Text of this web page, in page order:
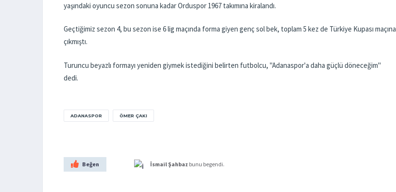
yaşındaki oyuncu sezon sonuna kadar Orduspor 1967 takımına kiralandı.
Geçtiğimiz sezon 4, bu sezon ise 6 lig maçında forma giyen genç sol bek, toplam 5 kez de Türkiye Kupası maçına
çıkmıştı.
Turuncu beyazlı formayı yeniden giymek istediğini belirten futbolcu, "Adanaspor'a daha güçlü döneceğim"
dedi.
ADANASPOR ÖMER ÇAKI
Beğen İsmail Şahbaz bunu begendi.